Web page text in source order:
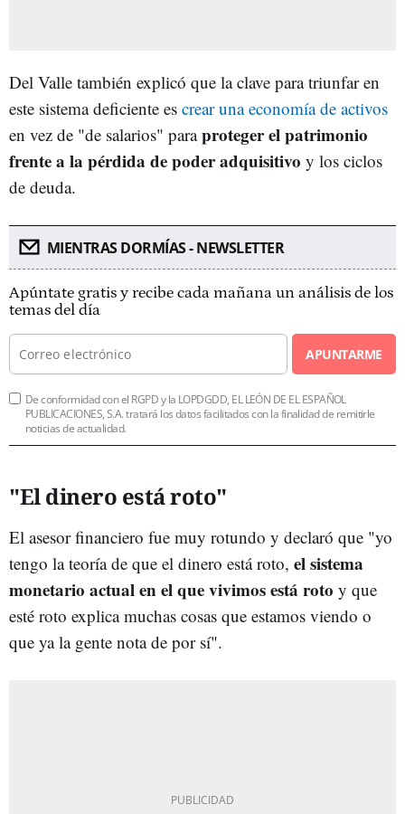
Del Valle también explicó que la clave para triunfar en
este sistema deficiente es crear una economía de activos
en vez de "de salarios" paraproteger el patrimonio
frente a la pérdida de poder adquisitivo y los ciclos
de deuda.
MIENTRAS DORMÍAS - NEWSLETTER
Apúntate gratis y recibe cada mañana un análisis de los
temas del día
APUNTARME
De conformidad con el RGPD y la LOPDGDD, EL LEÓN DE EL ESPAÑOL
PUBLICACIONES, S.A. tratará los datos facilitados con la finalidad de remitirle
noticias de actualidad.
"El dinero está roto"
El asesor financiero fue muy rotundo y declaró que "yo
tengo la teoría de que el dinero está roto, el sistema
monetario actual en el que vivimos está roto y que
esté roto explica muchas cosas que estamos viendo o
que ya la gente nota de por sí".